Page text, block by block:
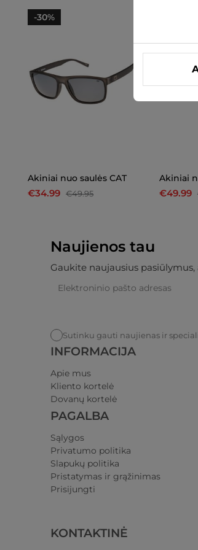
-30%
Akiniai nuo saulės CAT
€34.99 €49.95
Akiniai
€49.99
Naujienos tau
Gaukite naujausius pasiūlymus,
Sutinku gauti naujienas ir
INFORMACIJA
Apie mus
Kliento kortelė
Dovanų kortelė
PAGALBA
Sąlygos
Privatumo politika​
Slapukų politika
Pristatymas ir grąžinimas​
Prisijungti​
KONTAKTINĖ